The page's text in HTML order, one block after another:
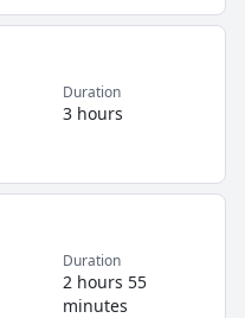
Duration
3 hours
Duration
2 hours 55
minutes